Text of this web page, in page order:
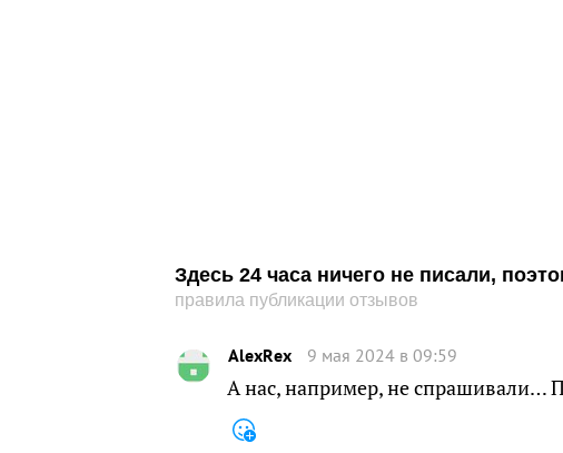
Здесь 24 часа ничего не писали,
правила публикации отзывов
AleхRеx 9 мая 2024 в 09:59
А нас, например, не спрашивали…